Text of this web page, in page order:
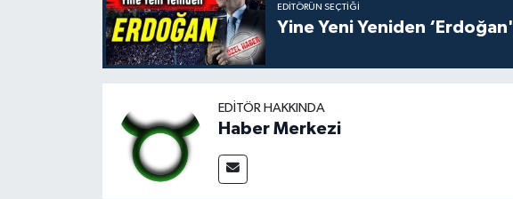
EDITÖRÜN SEÇTIĞI
Yine Yeni Yeniden ‘Erdoğan'
EDITÖR HAKKINDA
Haber Merkezi